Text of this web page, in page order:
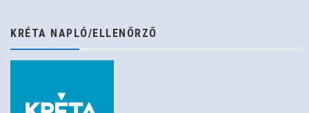
KRÉTA NAPLÓ/ELLENŐRZŐ